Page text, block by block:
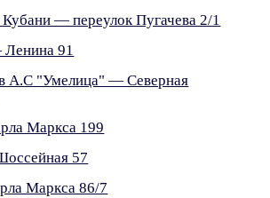
— переулок Пугачева 2/1
91
А.С "Умелица" — Северная
Маркса 199
57
Маркса 86/7